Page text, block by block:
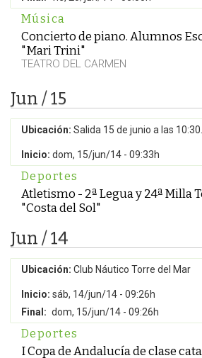
Música
Concierto de piano. Alumnos
"Mari Trini"
TEATRO DEL CARMEN
Jun / 15
Ubicación: Salida 15 de junio a las
Inicio: dom, 15/jun/14 - 09:33h
Deportes
Atletismo - 2ª Legua y 24ª Milla
"Costa del Sol"
Jun / 14
Ubicación: Club Náutico Torre del Mar
Inicio: sáb, 14/jun/14 - 09:26h
Final: dom, 15/jun/14 - 09:26h
Deportes
I Copa de Andalucía de clase